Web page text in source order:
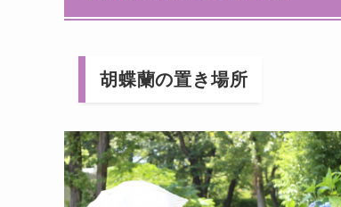
胡蝶蘭の置き場所